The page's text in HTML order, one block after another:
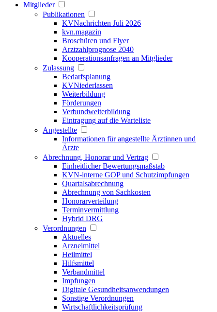
Mitglieder
Publikationen
KVNachrichten Juli 2026
kvn.magazin
Broschüren und Flyer
Arztzahlprognose 2040
Kooperationsanfragen an Mitglieder
Zulassung
Bedarfsplanung
KVNiederlassen
Weiterbildung
Förderungen
Verbundweiterbildung
Eintragung auf die Warteliste
Angestellte
Informationen für angestellte Ärztinnen und
Ärzte
Abrechnung, Honorar und Vertrag
Einheitlicher Bewertungsmaßstab
KVN-interne GOP und Schutzimpfungen
Quartalsabrechnung
Abrechnung von Sachkosten
Honorarverteilung
Terminvermittlung
Hybrid DRG
Verordnungen
Aktuelles
Arzneimittel
Heilmittel
Hilfsmittel
Verbandmittel
Impfungen
Digitale Gesundheitsanwendungen
Sonstige Verordnungen
Wirtschaftlichkeitsprüfung